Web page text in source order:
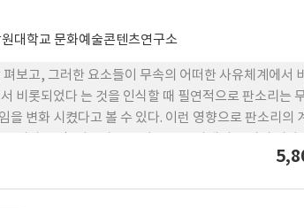
대학교 문화예술콘텐츠연구소
보고, 그러한 요소들이 무속의 어떠한 사유체계에서
비롯되었다 는 것을 인식할 때 필연적으로 판소리는
변화 시켰다고 볼 수 있다. 이런 영향으로 판소리의
하는 담화 방식인 것은 서사무가의 담화적 구술 방식